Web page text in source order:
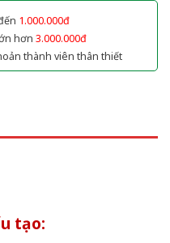
1.000.000đ
hơn 3.000.000đ
thành viên thân thiết
tạo: